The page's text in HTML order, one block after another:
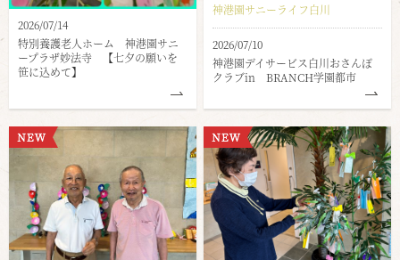
2026/07/14
特別養護老人ホーム 神港園サニ
ープラザ妙法寺 【七夕の願いを
笹に込めて】
神港園サニーライフ白川
2026/07/10
神港園デイサービス白川おさんぽ
クラブin BRANCH学園都市